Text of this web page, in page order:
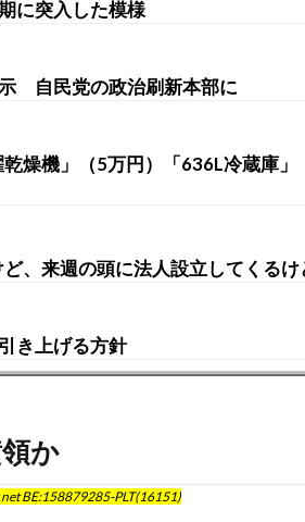
に突入した模様
自民党の政治刷新本部に
燥機」（5万円）「636L冷蔵庫」
、来週の頭に法人設立してくるけ
き上げる方針
か
BE:158879285-PLT(16151)